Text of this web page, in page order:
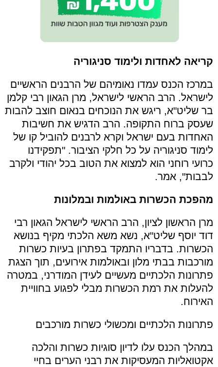
קריאה לאחדות ולימוד סניגוריה
במרכז הכנס עמדו נאומיהם של הרבנים הראשיים
לישראל. הרב הראשי לישראל, מרן הגאון רבי קלמן
בר שליט"א, ריגש את הנוכחים בנאום חוצב להבות
שעסק ברוח התקופה. הרב הדגיש את חשיבות
האחדות בעם ישראל וקרא לרבנים להוביל קו של
לימוד סניגוריה על כל חלקי הציבור. "תפקידנו
כרועי רוחני הוא למצוא את הטוב בכל יהודי ולקרב
לבבות", אמר.
מהפכת הכשרות באולמות ובמלונות
מרן הראשון לציון, הרב הראשי לישראל הגאון רבי
דוד יוסף שליט"א, נשא משא הלכתי מקיף בנושא
הכשרות. בדבריו התמקד בפתרון בעיות כשרות
מורכבות בבתי מלון ובאולמות אירועים, תוך הצגת
פתרונות הלכתיים מעשיים לעידן המודרני, במטרה
להעלות את רמת הכשרות מבלי לפגוע בחוויית
האירוח.
פתרונות הלכתיים ומכשולי כשרות מורכבים
במהלך הכנס עלו לדיון סוגיות כשרות והלכה
אקטואליות המעסיקות את רבני הערים בחיי